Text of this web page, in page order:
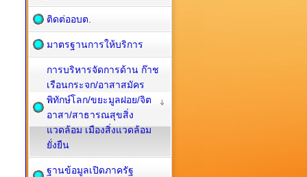
ติดต่ออบต.
มาตรฐานการให้บริการ
การบริหารจัดการด้าน ก๊าช
เรือนกระจก/อาสาสมัคร
พิทักษ์โลก/ขยะมูลฝอย/จิต
อาสา/สาธารณสุขสิ่ง
แวดล้อม เมืองสิ่งแวดล้อม
ยั่งยืน
ฐานข้อมูลเปิดภาครัฐ